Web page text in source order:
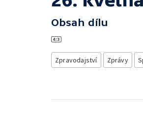
Obsah dílu
Zpravodajství Zprávy